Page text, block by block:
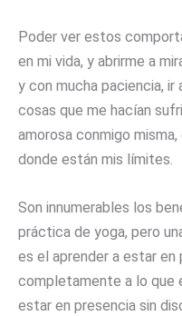
Poder ver estos
en mi vida, y abrirme a
y con mucha paciencia,
cosas que me hacían
amorosa conmigo
donde están mis límites.
Son innumerables los
práctica de yoga, pero
es el aprender a estar en
completamente a lo que
estar en presencia sin